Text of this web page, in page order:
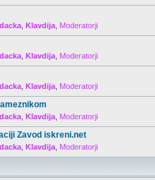
Klavdija Moderatorji
Klavdija Moderatorji
Klavdija Moderatorji
Klavdija Moderatorji
Zavod iskreni.net
Klavdija Moderatorji